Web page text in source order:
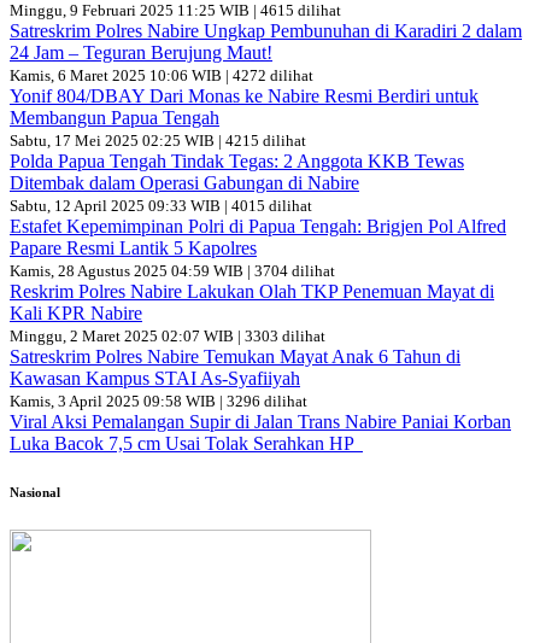
Minggu, 9 Februari 2025 11:25 WIB | 4615 dilihat
Satreskrim Polres Nabire Ungkap Pembunuhan di Karadiri 2 dalam
24 Jam – Teguran Berujung Maut!
Kamis, 6 Maret 2025 10:06 WIB | 4272 dilihat
Yonif 804/DBAY Dari Monas ke Nabire Resmi Berdiri untuk
Membangun Papua Tengah
Sabtu, 17 Mei 2025 02:25 WIB | 4215 dilihat
Polda Papua Tengah Tindak Tegas: 2 Anggota KKB Tewas
Ditembak dalam Operasi Gabungan di Nabire
Sabtu, 12 April 2025 09:33 WIB | 4015 dilihat
Estafet Kepemimpinan Polri di Papua Tengah: Brigjen Pol Alfred
Papare Resmi Lantik 5 Kapolres
Kamis, 28 Agustus 2025 04:59 WIB | 3704 dilihat
Reskrim Polres Nabire Lakukan Olah TKP Penemuan Mayat di
Kali KPR Nabire
Minggu, 2 Maret 2025 02:07 WIB | 3303 dilihat
Satreskrim Polres Nabire Temukan Mayat Anak 6 Tahun di
Kawasan Kampus STAI As-Syafiiyah
Kamis, 3 April 2025 09:58 WIB | 3296 dilihat
Viral Aksi Pemalangan Supir di Jalan Trans Nabire Paniai Korban
Luka Bacok 7,5 cm Usai Tolak Serahkan HP
Nasional